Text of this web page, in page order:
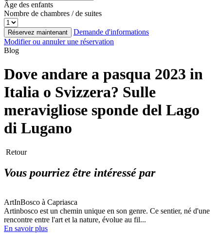
Âge des enfants
Nombre de chambres / de suites
Réservez maintenant
Demande d'informations
Modifier ou annuler une réservation
Blog
Dove andare a pasqua 2023 in
Italia o Svizzera? Sulle
meravigliose sponde del Lago
di Lugano
Retour
Vous pourriez être intéressé par
ArtInBosco à Capriasca
Artinbosco est un chemin unique en son genre. Ce sentier, né d'une
rencontre entre l'art et la nature, évolue au fil...
En savoir plus